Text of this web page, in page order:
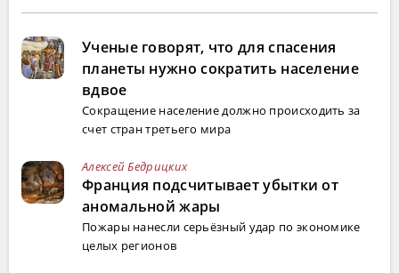
Ученые говорят, что для спасения
планеты нужно сократить население
вдвое
Сокращение население должно происходить за
счет стран третьего мира
Алексей Бедрицких
Франция подсчитывает убытки от
аномальной жары
Пожары нанесли серьёзный удар по экономике
целых регионов